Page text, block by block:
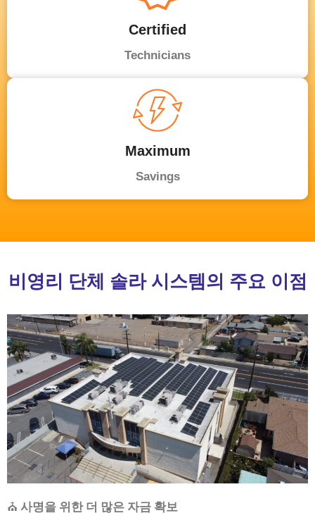
Certified
Technicians
Maximum
Savings
비영리 단체 솔라 시스템의 주요 이점
⛪ 사명을 위한 더 많은 자금 확보